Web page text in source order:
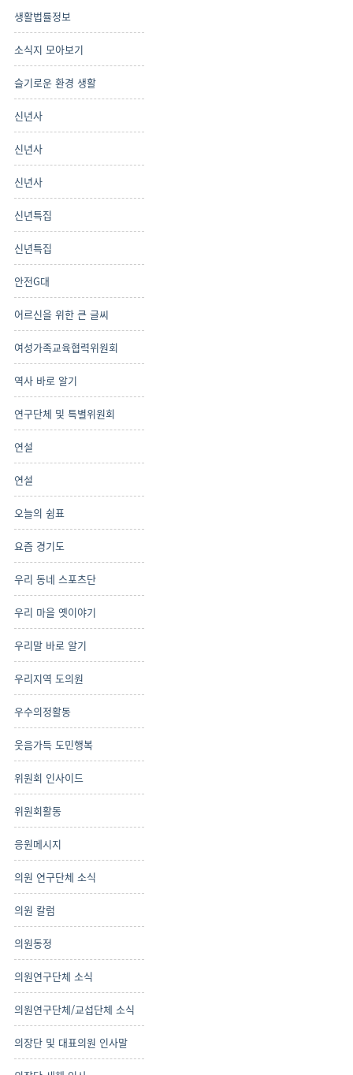
생활법률정보
소식지 모아보기
슬기로운 환경 생활
신년사
신년사
신년사
신년특집
신년특집
안전G대
어르신을 위한 큰 글씨
여성가족교육협력위원회
역사 바로 알기
연구단체 및 특별위원회
연설
연설
오늘의 쉼표
요즘 경기도
우리 동네 스포츠단
우리 마을 옛이야기
우리말 바로 알기
우리지역 도의원
우수의정활동
웃음가득 도민행복
위원회 인사이드
위원회활동
응원메시지
의원 연구단체 소식
의원 칼럼
의원동정
의원연구단체 소식
의원연구단체/교섭단체 소식
의장단 및 대표의원 인사말